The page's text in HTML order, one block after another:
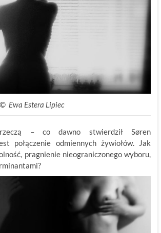
Ewa Estera Lipiec
rzeczą – co dawno stwierdził Søren
połączenie odmiennych żywiołów. Jak
pragnienie nieograniczonego wyboru,